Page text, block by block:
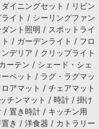
イニングセット / リビン
イト / シーリングファン
ント照明 / スポットライ
/ ガーデンライト / フロ
デリア / クリップライト
ーテン / シェード・シェ
ペット / ラグ・ラグマッ
アマット / チェアマット
チンマット / 時計 / 掛け
/ 置き時計 / キッチン用
き / 洋食器 / カトラリー